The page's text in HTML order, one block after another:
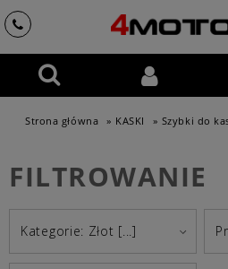
Strona główna » KASKI » Szybki do
FILTROWANIE
Kategorie: Złot [...]